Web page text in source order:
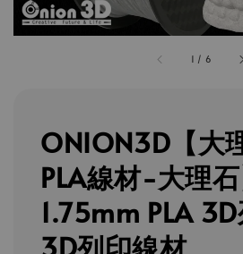
1 / 6
ONION3D【大
PLA線材-大理
1.75mm PLA
3D列印線材